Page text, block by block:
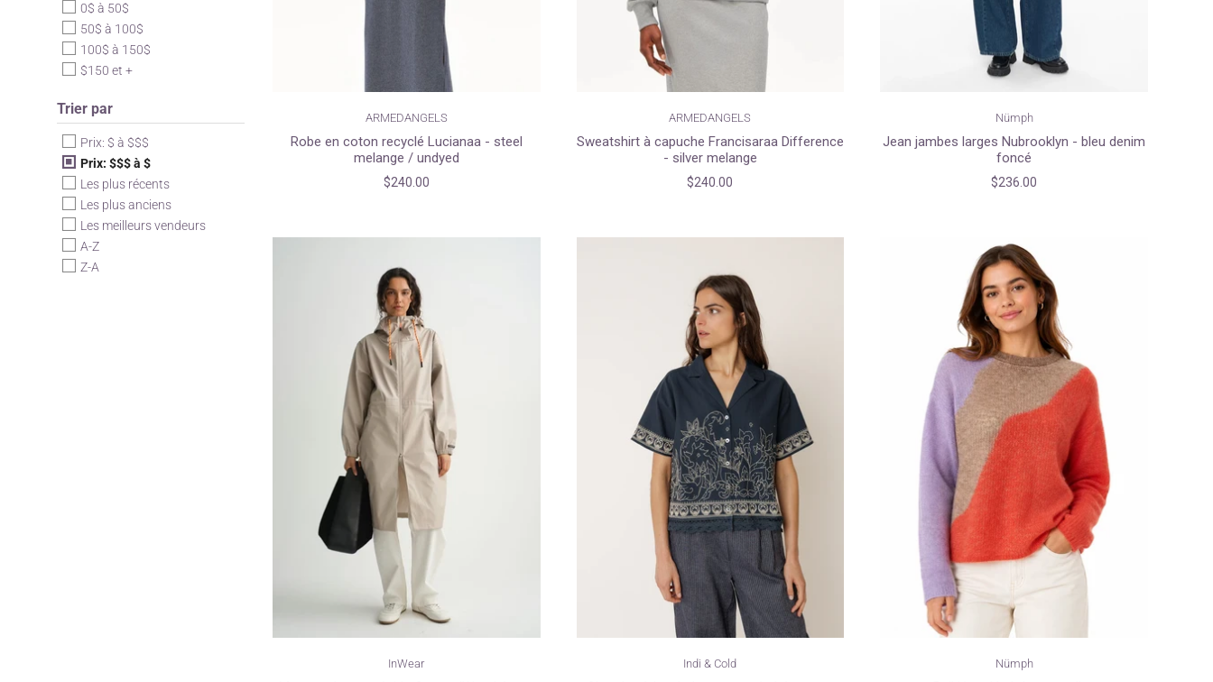
Vestes
Vestons
0$ à 50$
50$ à 100$
100$ à 150$
$150 et +
Trier par
Prix: $ à $$$
Prix: $$$ à $
Les plus récents
Les plus anciens
Les meilleurs vendeurs
A-Z
Z-A
ARMEDANGELS
Robe en coton recyclé Lucianaa - steel
melange / undyed
$240.00
ARMEDANGELS
Sweatshirt à capuche Francisaraa Difference
- silver melange
$240.00
Nümph
Jean jambes larges Nubrooklyn - bleu denim
foncé
$236.00
InWear Indi & Cold Nümph